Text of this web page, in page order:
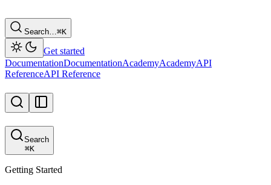
Search…⌘K
Get started
DocumentationDocumentationAcademyAcademyAPI
ReferenceAPI Reference
Search
⌘K
Getting Started